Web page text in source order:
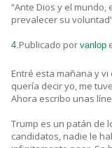
“Ante Dios y el
prevalecer su
4.Publicado por vanlop
Entré esta mañana y
quería decir yo, me
Ahora escribo unas
Trump es un patán de
candidatos, nadie le